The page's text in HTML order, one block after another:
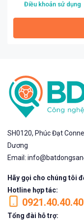
Điều khoản sử dụng
SH0120, Phúc Đạt
Dương
Email:
Hãy gọi cho chúng tôi
Hotline hợp tác:
0921.40.40.40
Tổng đài hỗ trợ: